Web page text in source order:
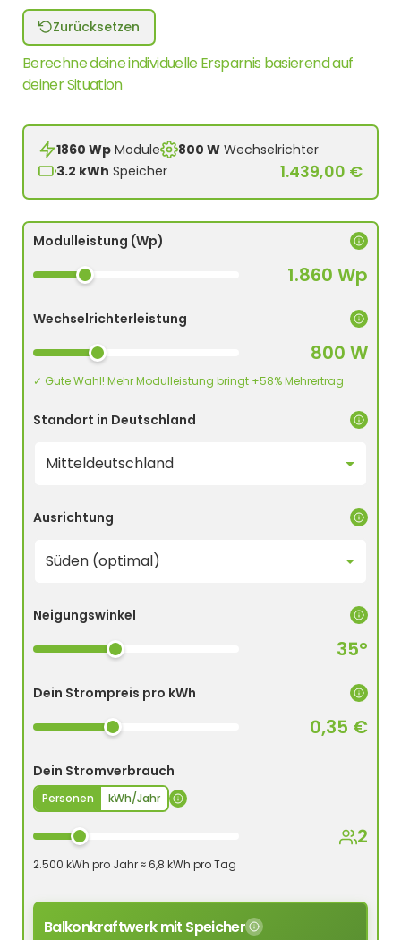
Zurücksetzen
Berechne deine individuelle Ersparnis basierend auf
deiner Situation
1860 Wp Module 800 W Wechselrichter
3.2 kWh Speicher 1.439,00 €
Modulleistung (Wp)
1.860 Wp
Wechselrichterleistung
800 W
✓ Gute Wahl! Mehr Modulleistung bringt +58% Mehrertrag
Standort in Deutschland
Ausrichtung
Neigungswinkel
35°
Dein Strompreis pro kWh
0,35 €
Dein Stromverbrauch
Personen kWh/Jahr
2
2.500 kWh pro Jahr ≈ 6,8 kWh pro Tag
Balkonkraftwerk mit Speicher